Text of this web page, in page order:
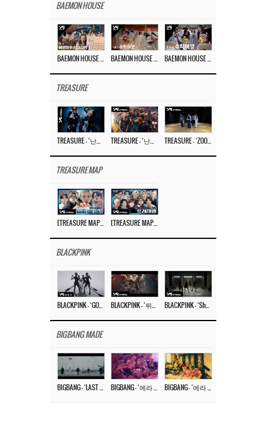
BAEMON HOUSE
TREASURE
TREASURE MAP
BLACKPINK
BIGBANG MADE